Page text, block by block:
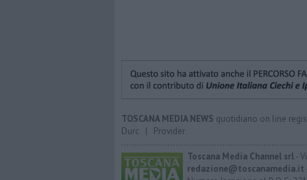
TOSCANA MEDIA NEWS quotidiano on line
Durc | Provider
Toscana Media Channel srl-
redazione@toscanamedia.it